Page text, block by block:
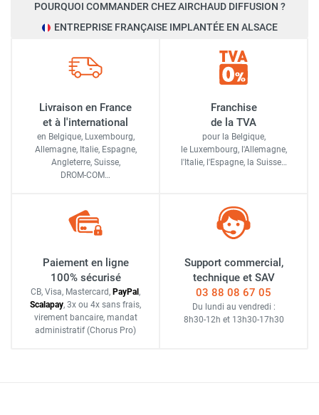
POURQUOI COMMANDER CHEZ AIRCHAUD DIFFUSION ?
ENTREPRISE FRANÇAISE IMPLANTÉE EN ALSACE
Livraison en France
et à l'international
en Belgique, Luxembourg,
Allemagne, Italie, Espagne,
Angleterre, Suisse,
DROM-COM…
Franchise
de la TVA
pour la Belgique,
le Luxembourg, l'Allemagne,
l'Italie, l'Espagne, la Suisse…
Paiement en ligne
100% sécurisé
CB, Visa, Mastercard, PayPal ,
Scalapay, 3x ou 4x sans frais,
virement bancaire, mandat
administratif (Chorus Pro)
Support commercial,
technique et SAV
03 88 08 67 05
Du lundi au vendredi :
8h30-12h et 13h30-17h30